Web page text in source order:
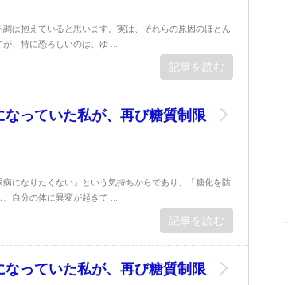
は抱えていると思います。実は、それらの原因のほとん
、特に恐ろしいのは、ゆ ...
記事を読む
っていた私が、再び糖質制限
になりたくない」という気持ちからであり、「糖化を防
自分の体に異変が起きて ...
記事を読む
っていた私が、再び糖質制限